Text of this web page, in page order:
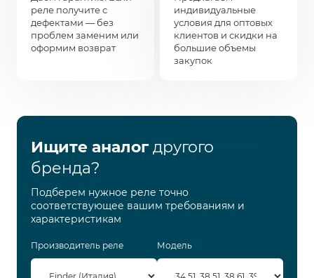
реле получите с
дефектами — без
проблем заменим или
оформим возврат
индивидуальные
условия для оптовых
клиентов и скидки на
большие объемы
закупок
Ищите аналогдругого
бренда?
Подберем нужное реле точно
соответствующее вашим требованиям и
характеристикам
Производитель реле Модель